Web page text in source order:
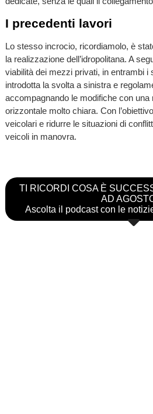
I precedenti lavori
Lo stesso incrocio, ricordiamolo, è
la realizzazione dell’idropolitana. A
viabilità dei mezzi privati, in entrambi i
introdotta la svolta a sinistra e
accompagnando le modifiche con una
orizzontale molto chiara. Con
veicolari e ridurre le situazioni di
veicoli in manovra.
TI RICORDI COSA È
AD
Ascolta il podcast con le